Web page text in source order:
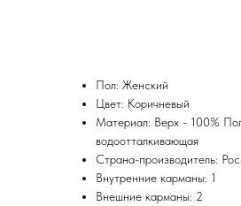
Пол: Женский
Цвет: Коричневый
Материал: Верх - 100%
водоотталкивающая
Страна-производитель:
Внутренние карманы: 1
Внешние карманы: 2